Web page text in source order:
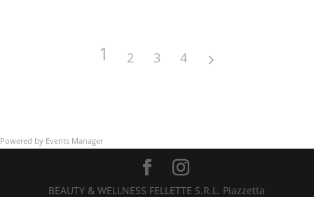
1 2 3 4
Powered by Events Manager
BEAUTY & WELLNESS FELLETTE S.R.L. Piazzetta